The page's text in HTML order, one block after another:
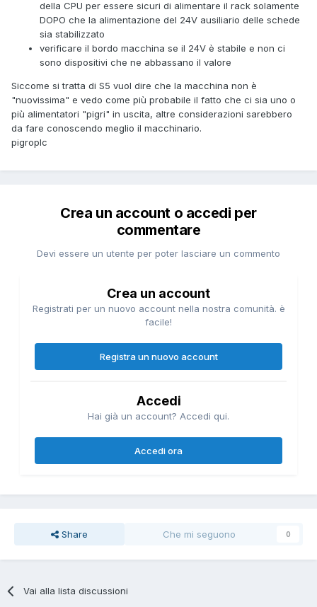
della CPU per essere sicuri di alimentare il rack solamente
DOPO che la alimentazione del 24V ausiliario delle schede
sia stabilizzato
verificare il bordo macchina se il 24V è stabile e non ci
sono dispositivi che ne abbassano il valore
Siccome si tratta di S5 vuol dire che la macchina non è
"nuovissima" e vedo come più probabile il fatto che ci sia uno o
più alimentatori "pigri" in uscita, altre considerazioni sarebbero
da fare conoscendo meglio il macchinario.
pigroplc
Crea un account o accedi per
commentare
Devi essere un utente per poter lasciare un commento
Crea un account
Registrati per un nuovo account nella nostra comunità. è
facile!
Registra un nuovo account
Accedi
Hai già un account? Accedi qui.
Accedi ora
Share Che mi seguono 0
Vai alla lista discussioni